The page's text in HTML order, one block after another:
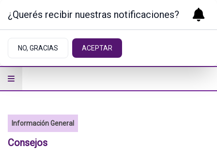
Información General
Consejos
¿Querés recibir nuestras notificaciones?
NO, GRACIAS ACEPTAR